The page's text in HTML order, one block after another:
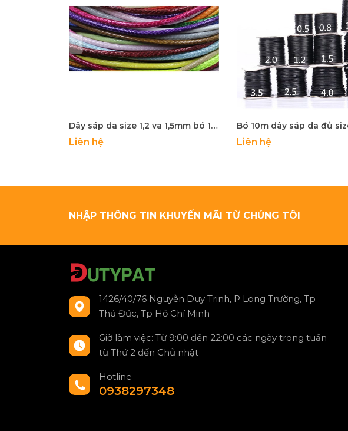
Dây sáp da size 1,2 va 1,5mm bó 10m- có 38 màu để chọn
Liên hệ Liên hệ
NHẬP THÔNG TIN KHUYẾN MÃI TỪ CHÚNG TÔI
1426/40/76 Nguyễn Duy Trinh, P Long Trường, Tp
Thủ Đức, Tp Hồ Chí Minh
Giờ làm việc: Từ 9:00 đến 22:00 các ngày trong tuần
từ Thứ 2 đến Chủ nhật
Hotline
0938297348